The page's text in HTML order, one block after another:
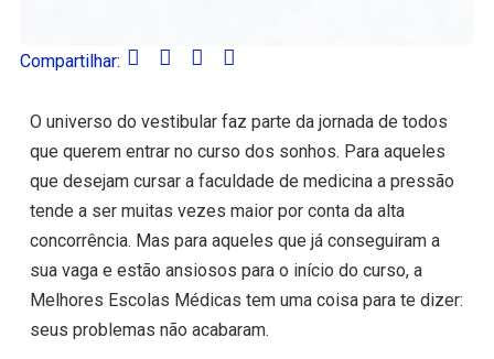
Compartilhar:
O universo do vestibular faz parte da jornada de todos
que querem entrar no curso dos sonhos. Para aqueles
que desejam cursar a faculdade de medicina a pressão
tende a ser muitas vezes maior por conta da alta
concorrência. Mas para aqueles que já conseguiram a
sua vaga e estão ansiosos para o início do curso, a
Melhores Escolas Médicas tem uma coisa para te dizer:
seus problemas não acabaram.